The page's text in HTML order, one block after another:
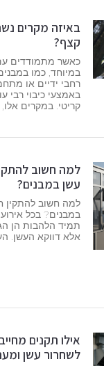
באיזה מקרים
קצף?
כאשר מתמודדים
במיוחד, כמו
רחבי ידיים או
באמצעי כיבוי רבי
קריטי. במקרים אלו,
למה חשוב
עשן במבנים?
למה חשוב להתקין
במבנים? בכל
תמיד הלהבות הן
אלא דווקא העשן.
אילו תקנים
לשחרור עשן